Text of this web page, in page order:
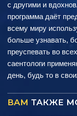
с другими и
программа даёт
всему миру
больше узнавать,
преуспевать во
саентологи
день, будь то в
ВАМ ТАКЖЕ